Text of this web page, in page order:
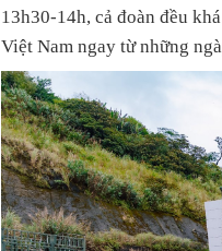
13h30-14h, cả đoàn đều
Việt Nam ngay từ những